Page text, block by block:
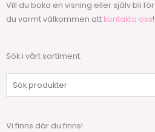
Vill du boka en visning eller själv bli
du varmt välkommen att kontakta oss!
Sök i vårt sortiment:
Vi finns där du finns!